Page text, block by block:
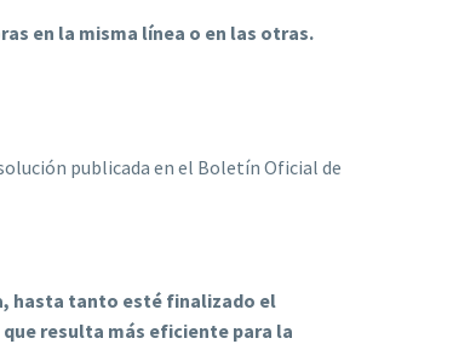
en la misma línea o en las otras.
publicada en el Boletín Oficial de
hasta tanto esté finalizado el
resulta más eficiente para la